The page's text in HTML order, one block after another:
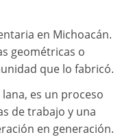
en Michoacán.
geométricas o
que lo fabricó.
es un proceso
de trabajo y una
en generación.